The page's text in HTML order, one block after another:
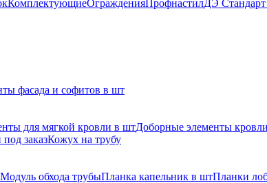
КомплектующиеОгражденияПрофнастилДЭ Стандарт
фасада и софитов в шт
для мягкой кровли в штДоборные элементы
заказКожух на трубу
Модуль обхода трубыПланка капельник в штПланки